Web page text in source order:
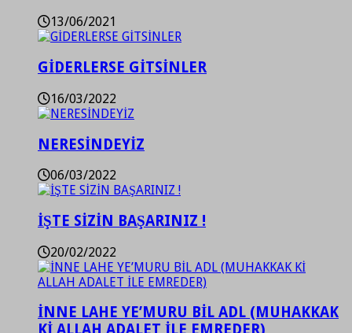
13/06/2021
GİDERLERSE GİTSİNLER
16/03/2022
NERESİNDEYİZ
06/03/2022
İŞTE SİZİN BAŞARINIZ !
20/02/2022
İNNE LAHE YE’MURU BİL ADL (MUHAKKAK